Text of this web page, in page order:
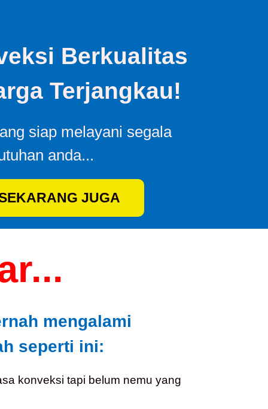
Berkualitas
Terjangkau!
siap melayani segala
anda...
JUGA
mengalami
seperti ini:
konveksi tapi belum nemu yang